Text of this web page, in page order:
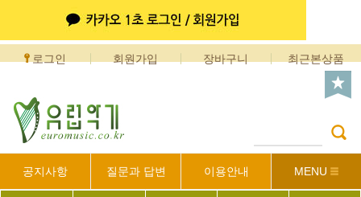
로그인 회원가입 장바구니 최근본상품
공지사항 질문과 답변 이용안내 MENU